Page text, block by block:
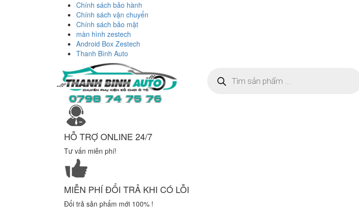
Chính sách bảo hành
Chính sách vận chuyển
Chính sách bảo mật
màn hình zestech
Android Box Zestech
Thanh Bình Auto
kiếm
sản
HỖ TRỢ ONLINE 24/7
Tư vấn miễn phí!
MIỄN PHÍ ĐỔI TRẢ KHI CÓ LỖI
Đổi trả sản phẩm mới 100% !